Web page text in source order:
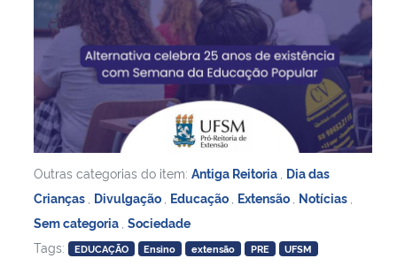
Outras categorias do item: Antiga Reitoria Dia das
Crianças Divulgação Educação Extensão Notícias
Sem categoria Sociedade
Tags:
EDUCAÇÃO Ensino extensão PRE UFSM